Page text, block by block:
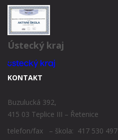
Ústecký kraj
KONTAKT
Buzulucká 392,
415 03 Teplice III – Řetenice
telefon/fax – škola: 417 530 497